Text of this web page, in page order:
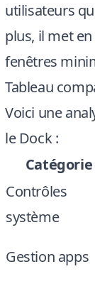
utilisateurs
plus, il met
fenêtres
Tableau
Voici une
le Dock :
Catégorie
Contrôles
système
Gestion apps